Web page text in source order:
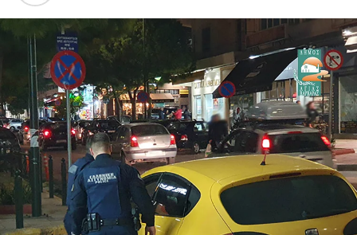
ανάγκη να προχωρήσει άμεσα το συγκεκριμένο έργο. Η
νέα εξέλιξη αποδεικνύει ότι όταν υπάρχει συνεργασία,
επιμονή και συγκεκριμένο σχέδιο, οι διεκδικήσεις
μπορούν να φέρουν αποτέλεσμα. Συνεχίζουμε με την ίδια
συνέπεια, ώστε η Δυτική Αθήνα να αποκτήσει τις
σύγχρονες αθλητικές εγκαταστάσεις που αξίζουν στους
κατοίκους και, κυρίως, στη νέα γενιά της πόλης.
.
.